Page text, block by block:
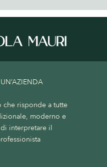
che risponde a tutte
moderno e
interpretare il